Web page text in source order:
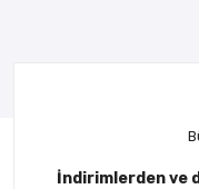
İndirimlerden ve